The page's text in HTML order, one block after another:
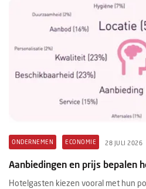
ONDERNEMEN ECONOMIE 28 JULI 2026
Aanbiedingen en prijs bepalen
Hotelgasten kiezen vooral met hun